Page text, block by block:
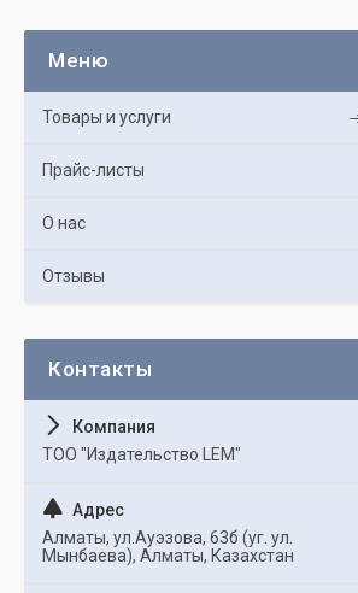
Товары и услуги
Прайс-листы
О нас
Отзывы
ТОО "Издательство LEM"
Алматы, ул.Ауэзова, 63б (уг. ул.
Мынбаева), Алматы, Казахстан